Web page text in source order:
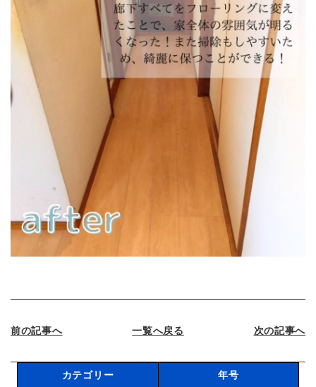
前の記事へ 一覧へ戻る 次の記事へ
カテゴリー 年号